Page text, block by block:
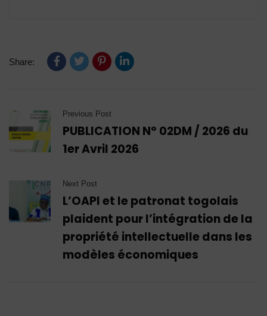
Share:
Previous Post
PUBLICATION N° 02DM / 2026 du
1er Avril 2026
Next Post
L’OAPI et le patronat togolais
plaident pour l’intégration de la
propriété intellectuelle dans les
modèles économiques